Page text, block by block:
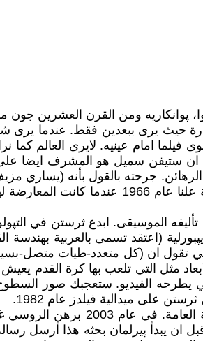
پوانكاريه ومن القرن العشرين
بحالة نادرة حيث يرى ببعدين فقط.
فيلما امام عينيه. لايرى العالم
ان ستيفن سميل هو المشرف ايضا
سميل يعتبر رمزا كبيرا من رموز اليسار
الموسيقى. ابدع ثرستن في
(اعتقد تسمى بالعربية
تقول ان (كل متعدد-طيات متصل-
مثل التي تلعب بها كرة القدم
يطرحه الفيديو. ستعجبك صور
على ميدالية فيلدز عام 1982.
حدسية پوانكاريه اصبحت
ان يبدأ پيرلمان بحثه هذا أرسل